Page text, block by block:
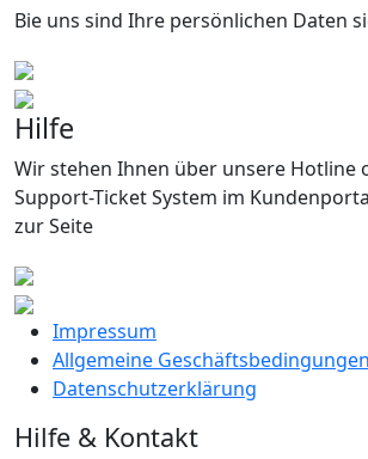
Bie uns sind Ihre persönlichen Daten
Hilfe
Wir stehen Ihnen über unsere Hotline
Support-Ticket System im
zur Seite
Impressum
Allgemeine Geschäftsbedingungen
Datenschutzerklärung
Hilfe & Kontakt